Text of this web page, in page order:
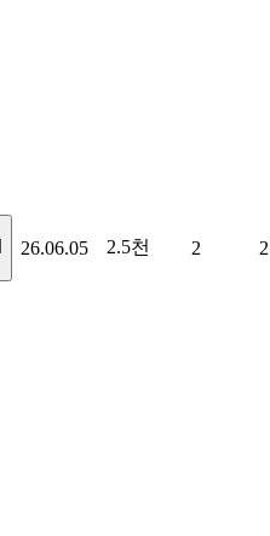
26.06.05 2.5천 2 2